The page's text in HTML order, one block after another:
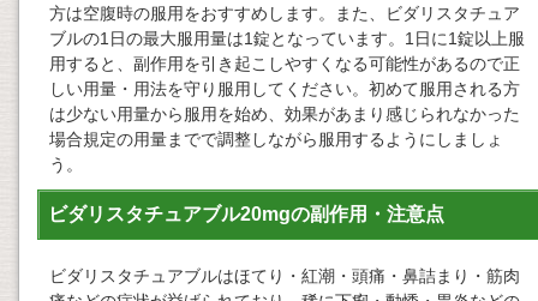
方は空腹時の服用をおすすめします。また、ビダリスタチュア
ブルの1日の最大服用量は1錠となっています。1日に1錠以上服
用すると、副作用を引き起こしやすくなる可能性があるので正
しい用量・用法を守り服用してください。初めて服用される方
は少ない用量から服用を始め、効果があまり感じられなかった
場合規定の用量までで調整しながら服用するようにしましょ
う。
ビダリスタチュアブル20mgの副作用・注意点
ビダリスタチュアブルはほてり・紅潮・頭痛・鼻詰まり・筋肉